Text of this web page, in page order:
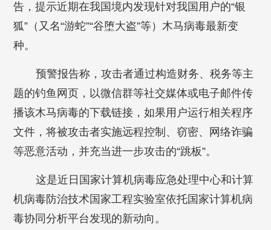
告，提示近期在我国境内发现针对我国用户的“银
狐”（又名“游蛇”“谷堕大盗”等）木马病毒最新变
种。
预警报告称，攻击者通过构造财务、税务等主
题的钓鱼网页，以微信群等社交媒体或电子邮件传
播该木马病毒的下载链接，如果用户运行相关程序
文件，将被攻击者实施远程控制、窃密、网络诈骗
等恶意活动，并充当进一步攻击的“跳板”。
这是近日国家计算机病毒应急处理中心和计算
机病毒防治技术国家工程实验室依托国家计算机病
毒协同分析平台发现的新动向。